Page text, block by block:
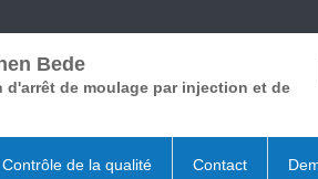
Bede
de moulage par injection et de
Contrôle de la qualité Contact